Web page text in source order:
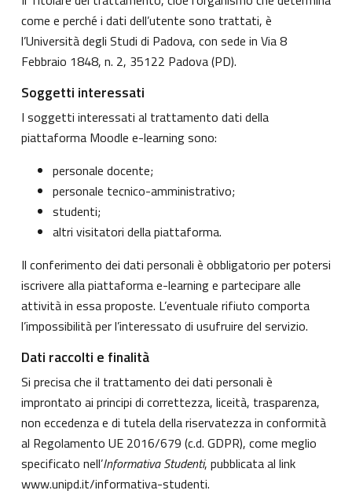
come e perché i dati dell’utente sono trattati, è
l’Università degli Studi di Padova, con sede in Via 8
Febbraio 1848, n. 2, 35122 Padova (PD).
Soggetti interessati
I soggetti interessati al trattamento dati della
piattaforma Moodle e-learning sono:
personale docente;
personale tecnico-amministrativo;
studenti;
altri visitatori della piattaforma.
Il conferimento dei dati personali è obbligatorio per potersi
iscrivere alla piattaforma e-learning e partecipare alle
attività in essa proposte. L’eventuale rifiuto comporta
l’impossibilità per l’interessato di usufruire del servizio.
Dati raccolti e finalità
Si precisa che il trattamento dei dati personali è
improntato ai principi di correttezza, liceità, trasparenza,
non eccedenza e di tutela della riservatezza in conformità
al Regolamento UE 2016/679 (c.d. GDPR), come meglio
specificato nell’Informativa Studenti, pubblicata al link
www.unipd.it/informativa-studenti.